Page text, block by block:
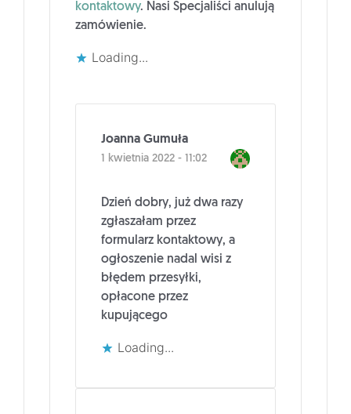
kontaktowy. Nasi Specjaliści anulują
zamówienie.
Loading...
Joanna Gumuła
1 kwietnia 2022 - 11:02
Dzień dobry, już dwa razy
zgłaszałam przez
formularz kontaktowy, a
ogłoszenie nadal wisi z
błędem przesyłki,
opłacone przez
kupującego
Loading...